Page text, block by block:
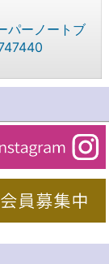
パーノートブ